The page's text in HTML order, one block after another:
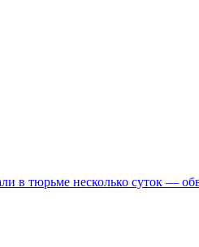
в тюрьме несколько суток —